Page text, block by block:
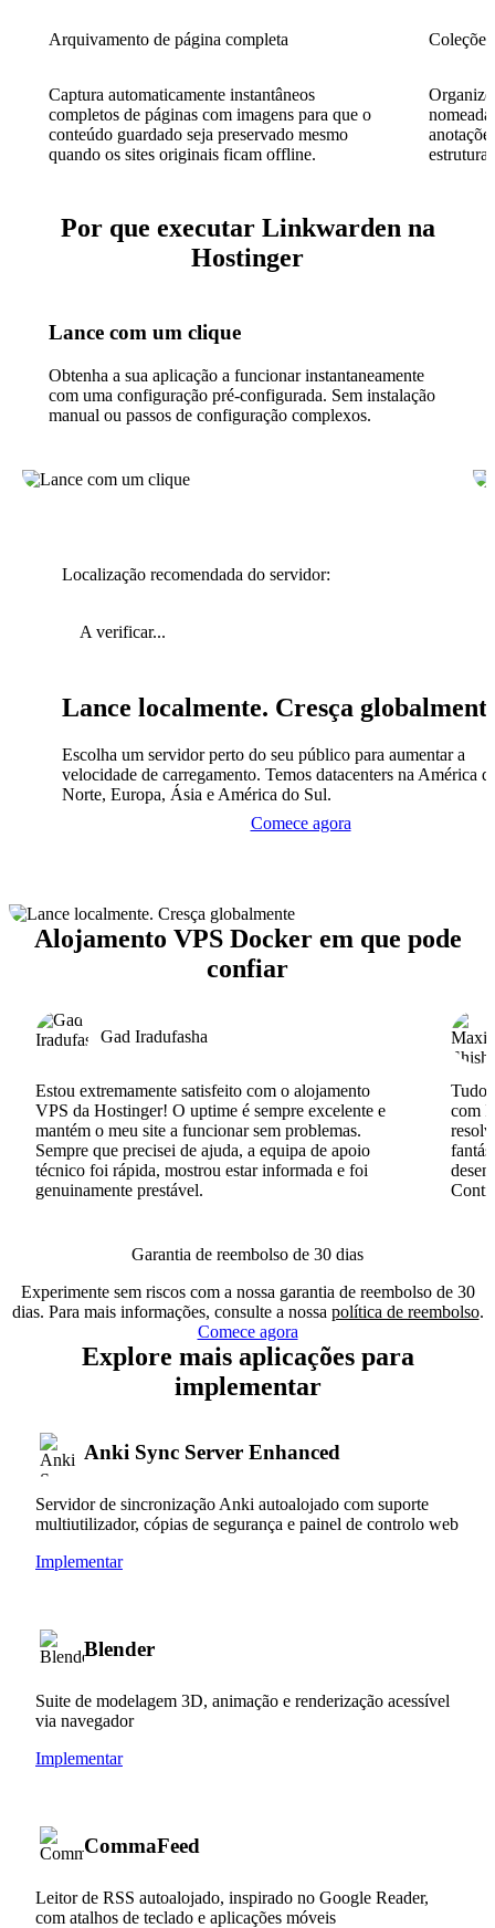
Arquivamento de página completa
Captura automaticamente instantâneos
completos de páginas com imagens para que o
conteúdo guardado seja preservado mesmo
quando os sites originais ficam offline.
Organize
Por que executar Linkwarden na
Hostinger
Lance com um clique
Obtenha a sua aplicação a funcionar instantaneamente
com uma configuração pré-configurada. Sem instalação
manual ou passos de configuração complexos.
Localização recomendada do servidor:
A verificar...
Lance localmente. Cresça
Escolha um servidor perto do seu público para aumentar a
velocidade de carregamento. Temos datacenters na América
Norte, Europa, Ásia e América do Sul.
Comece agora
Alojamento VPS Docker em que pode
confiar
Gad Iradufasha
Estou extremamente satisfeito com o alojamento
VPS da Hostinger! O uptime é sempre excelente e
mantém o meu site a funcionar sem problemas.
Sempre que precisei de ajuda, a equipa de apoio
técnico foi rápida, mostrou estar informada e foi
genuinamente prestável.
Tudo
com
Garantia de reembolso de 30 dias
Experimente sem riscos com a nossa garantia de reembolso de 30
dias. Para mais informações, consulte a nossa política de reembolso.
Comece agora
Explore mais aplicações para
implementar
Anki Sync Server Enhanced
Servidor de sincronização Anki autoalojado com suporte
multiutilizador, cópias de segurança e painel de controlo web
Implementar
Blender
Suite de modelagem 3D, animação e renderização acessível
via navegador
Implementar
CommaFeed
Leitor de RSS autoalojado, inspirado no Google Reader,
com atalhos de teclado e aplicações móveis